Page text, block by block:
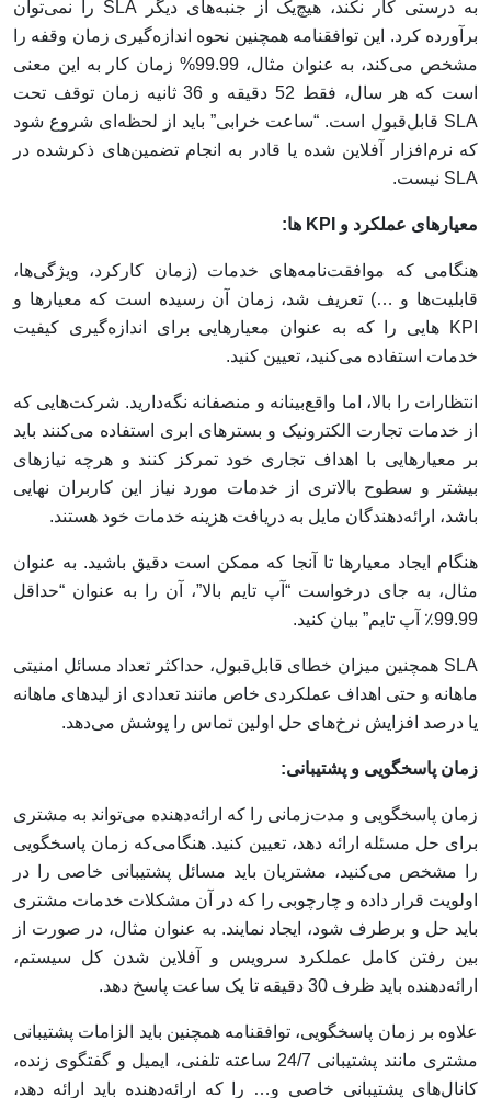
به درستی کار نکند، هیچ‌یک از جنبه‌های دیگر SLA را نمی‌توان
برآورده کرد. این توافقنامه همچنین نحوه اندازه‌گیری زمان وقفه را
مشخص می‌کند، به عنوان مثال، 99.99% زمان کار به این معنی
است که هر سال، فقط 52 دقیقه و 36 ثانیه زمان توقف تحت
SLA قابل‌قبول است. “ساعت خرابی” باید از لحظه‌ای شروع شود
که نرم‌افزار آفلاین شده یا قادر به انجام تضمین‌های ذکرشده در
SLA نیست.
معیارهای عملکرد و KPI ها:
هنگامی که موافقت‌نامه‌های خدمات (زمان کارکرد، ویژگی‌ها،
قابلیت‌ها و …) تعریف شد، زمان آن رسیده است که معیارها و
KPI هایی را که به عنوان معیارهایی برای اندازه‌گیری کیفیت
خدمات استفاده می‌کنید، تعیین کنید.
انتظارات را بالا، اما واقع‌بینانه و منصفانه نگه‌دارید. شرکت‌هایی که
از خدمات تجارت الکترونیک و بسترهای ابری استفاده می‌کنند باید
بر معیارهایی با اهداف تجاری خود تمرکز کنند و هرچه نیازهای
بیشتر و سطوح بالاتری از خدمات مورد نیاز این کاربران نهایی
باشد، ارائه‌دهندگان مایل به دریافت هزینه خدمات خود هستند.
هنگام ایجاد معیارها تا آنجا که ممکن است دقیق باشید. به عنوان
مثال، به جای درخواست “آپ تایم بالا”، آن را به عنوان “حداقل
99.99٪ آپ تایم” بیان کنید.
SLA همچنین میزان خطای قابل‌قبول، حداکثر تعداد مسائل امنیتی
ماهانه و حتی اهداف عملکردی خاص مانند تعدادی از لیدهای ماهانه
یا درصد افزایش نرخ‌های حل اولین تماس را پوشش می‌دهد.
زمان پاسخگویی و پشتیبانی:
زمان پاسخگویی و مدت‌زمانی را که ارائه‌دهنده می‌تواند به مشتری
برای حل مسئله ارائه دهد، تعیین کنید. هنگامی‌که زمان پاسخگویی
را مشخص می‌کنید، مشتریان باید مسائل پشتیبانی خاصی را در
اولویت قرار داده و چارچوبی را که در آن مشکلات خدمات مشتری
باید حل و برطرف شود، ایجاد نمایند. به عنوان مثال، در صورت از
بین رفتن کامل عملکرد سرویس و آفلاین شدن کل سیستم،
ارائه‌دهنده باید ظرف 30 دقیقه تا یک ساعت پاسخ دهد.
علاوه بر زمان پاسخگویی، توافقنامه همچنین باید الزامات پشتیبانی
مشتری مانند پشتیبانی 24/7 ساعته تلفنی، ایمیل و گفتگوی زنده،
کانال‌های پشتیبانی خاصی و… را که ارائه‌دهنده باید ارائه دهد،